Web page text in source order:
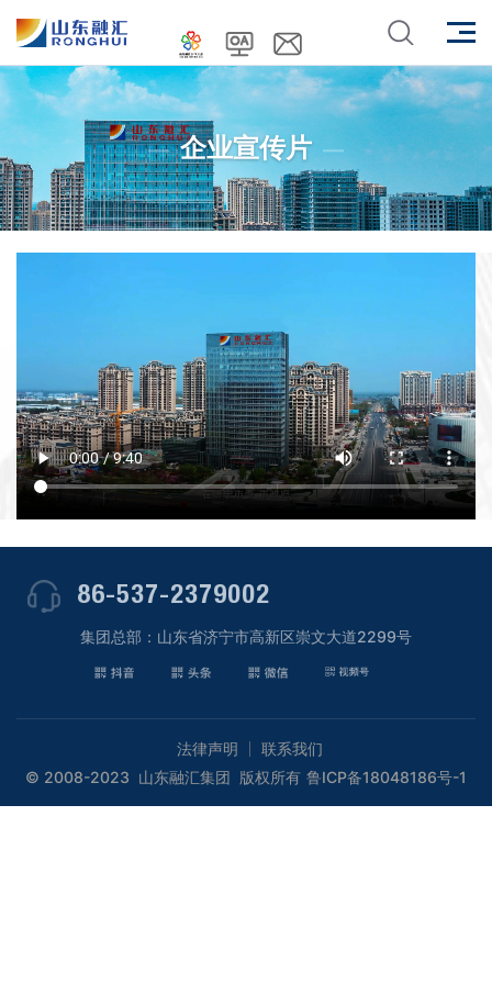
企业宣传片
86-537-2379002
集团总部：山东省济宁市高新区崇文大道2299号
法律声明
联系我们
© 2008-2023 山东融汇集团 版权所有 鲁ICP备18048186号-1